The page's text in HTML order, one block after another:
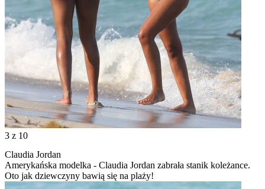
3 z 10
Claudia Jordan
Amerykańska modelka - Claudia Jordan zabrała stanik koleżance.
Oto jak dziewczyny bawią się na plaży!